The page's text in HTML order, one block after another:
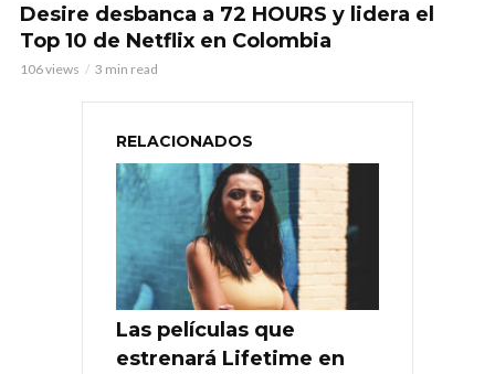
Desire desbanca a 72 HOURS y lidera el
Top 10 de Netflix en Colombia
106 views 3 min read
RELACIONADOS
Las películas que
estrenará Lifetime en